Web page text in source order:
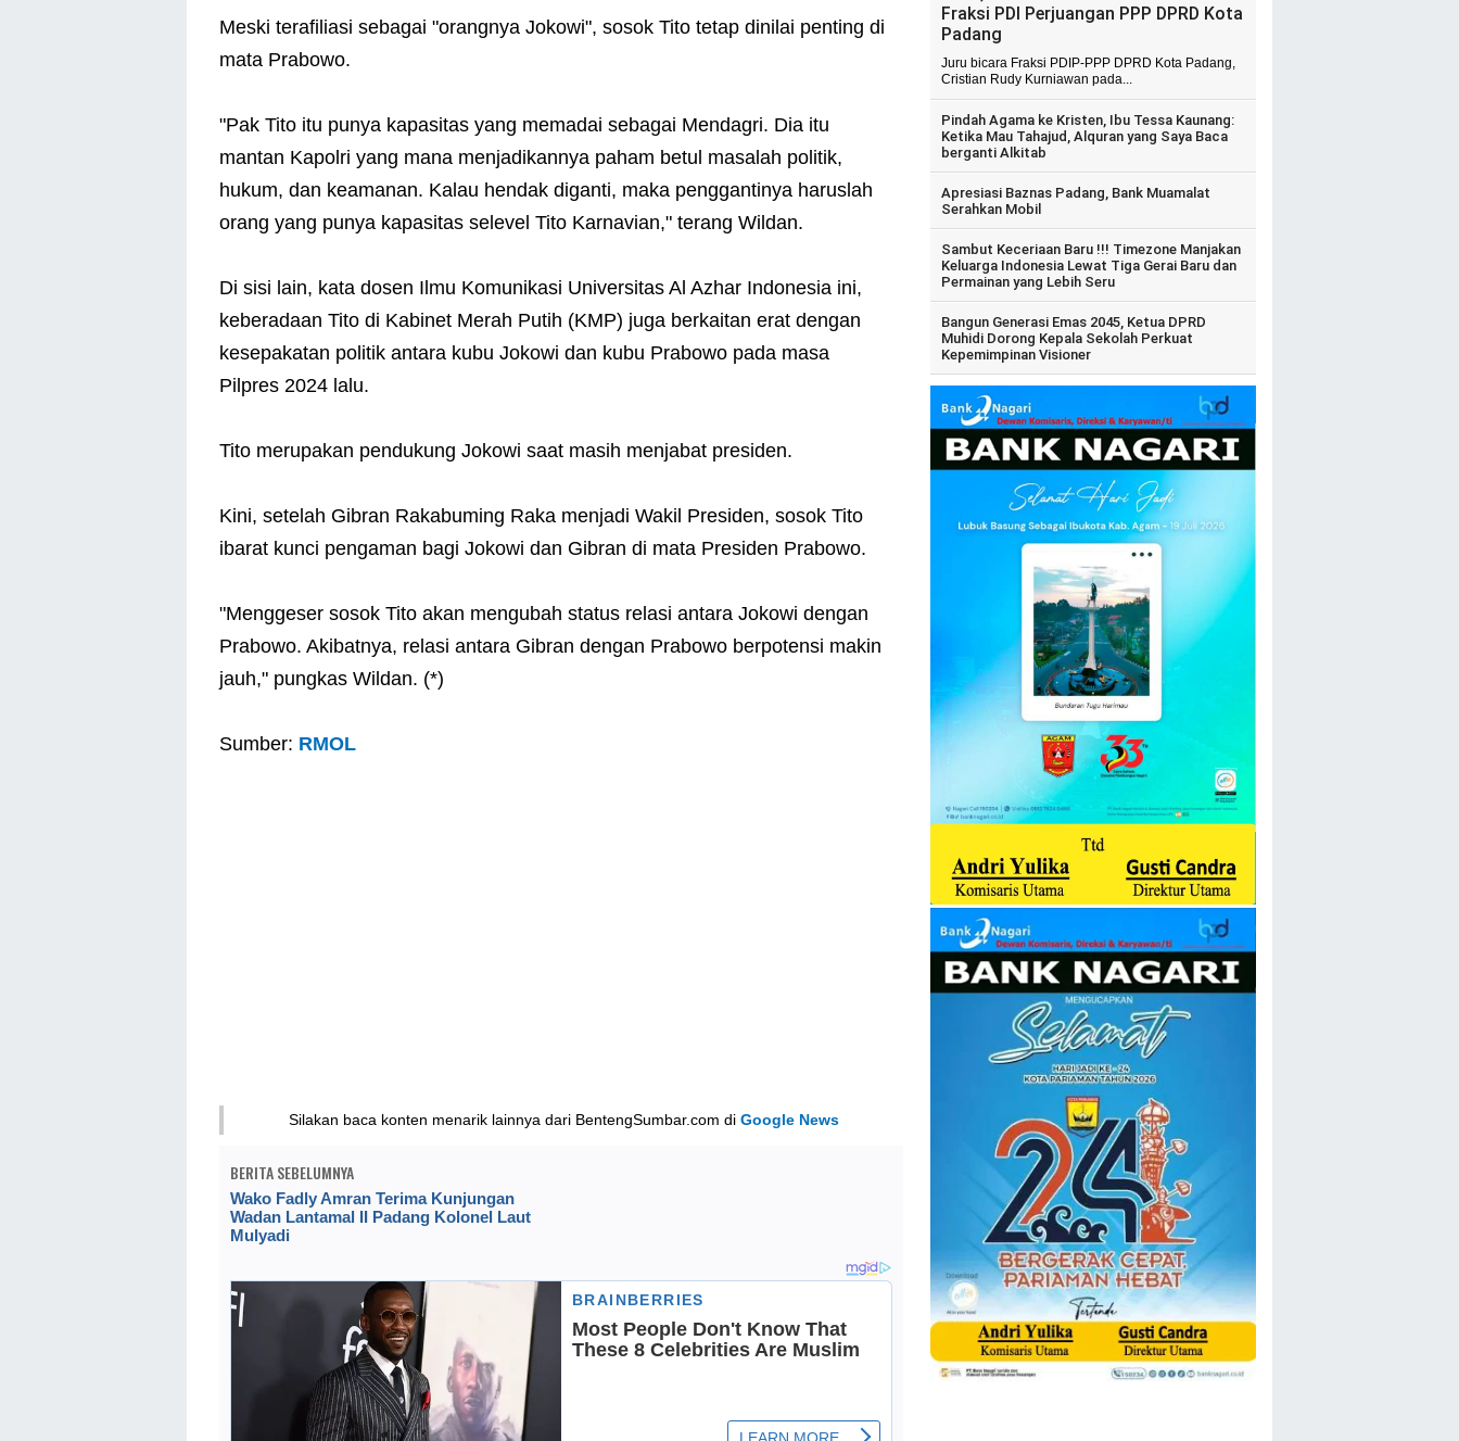
Meski terafiliasi sebagai "orangnya Jokowi", sosok Tito tetap dinilai penting di
mata Prabowo.
"Pak Tito itu punya kapasitas yang memadai sebagai Mendagri. Dia itu
mantan Kapolri yang mana menjadikannya paham betul masalah politik,
hukum, dan keamanan. Kalau hendak diganti, maka penggantinya haruslah
orang yang punya kapasitas selevel Tito Karnavian," terang Wildan.
Di sisi lain, kata dosen Ilmu Komunikasi Universitas Al Azhar Indonesia ini,
keberadaan Tito di Kabinet Merah Putih (KMP) juga berkaitan erat dengan
kesepakatan politik antara kubu Jokowi dan kubu Prabowo pada masa
Pilpres 2024 lalu.
Tito merupakan pendukung Jokowi saat masih menjabat presiden.
Kini, setelah Gibran Rakabuming Raka menjadi Wakil Presiden, sosok Tito
ibarat kunci pengaman bagi Jokowi dan Gibran di mata Presiden Prabowo.
"Menggeser sosok Tito akan mengubah status relasi antara Jokowi dengan
Prabowo. Akibatnya, relasi antara Gibran dengan Prabowo berpotensi makin
jauh," pungkas Wildan. (*)
Sumber: RMOL
Silakan baca konten menarik lainnya dari BentengSumbar.com diGoogle News
BERITA SEBELUMNYA
Wako Fadly Amran Terima Kunjungan
Wadan Lantamal II Padang Kolonel Laut
Mulyadi
Fraksi PDI Perjuangan PPP DPRD Kota
Padang
Juru bicara Fraksi PDIP-PPP DPRD Kota Padang,
Cristian Rudy Kurniawan pada...
Pindah Agama ke Kristen, Ibu Tessa Kaunang:
Ketika Mau Tahajud, Alquran yang Saya Baca
berganti Alkitab
Apresiasi Baznas Padang, Bank Muamalat
Serahkan Mobil
Sambut Keceriaan Baru !!! Timezone Manjakan
Keluarga Indonesia Lewat Tiga Gerai Baru dan
Permainan yang Lebih Seru
Bangun Generasi Emas 2045, Ketua DPRD
Muhidi Dorong Kepala Sekolah Perkuat
Kepemimpinan Visioner